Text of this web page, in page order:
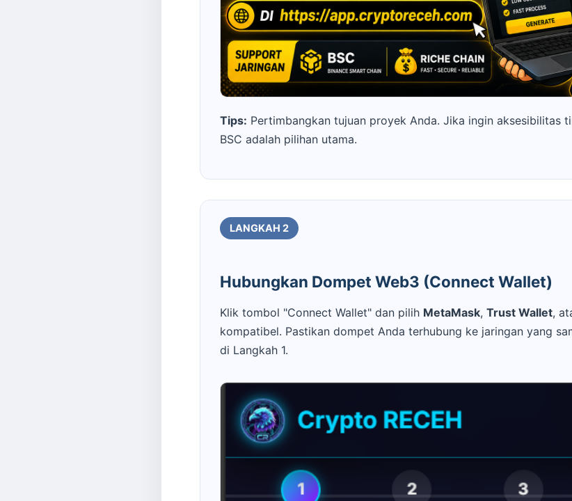
Tips: Pertimbangkan tujuan proyek Anda. Jika ingin aksesibilitas
BSC adalah pilihan utama.
LANGKAH 2
Hubungkan Dompet Web3 (Connect Wallet)
Klik tombol "Connect Wallet" dan pilih MetaMask, Trust Wallet,
kompatibel. Pastikan dompet Anda terhubung ke jaringan yang
di Langkah 1.